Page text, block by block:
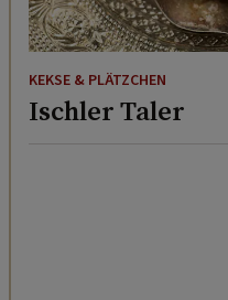
KEKSE & PLÄTZCHEN
Ischler Taler